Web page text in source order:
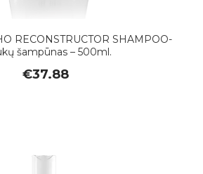
RECONSTRUCTOR SHAMPOO-
šampūnas – 500ml.
€37.88